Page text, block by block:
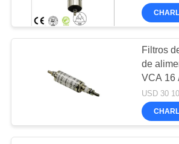
Presa de
para
mri
Filtros
de
VCA 16
de línea
Blindaje
sala de